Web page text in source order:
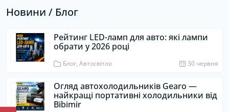
Новини / Блог
Рейтинг LED-ламп для авто: які лампи
обрати у 2026 році
Блог, Автосвітло 30 червня
Огляд автохолодильників Gearo —
найкращі портативні холодильники від
Bibimir